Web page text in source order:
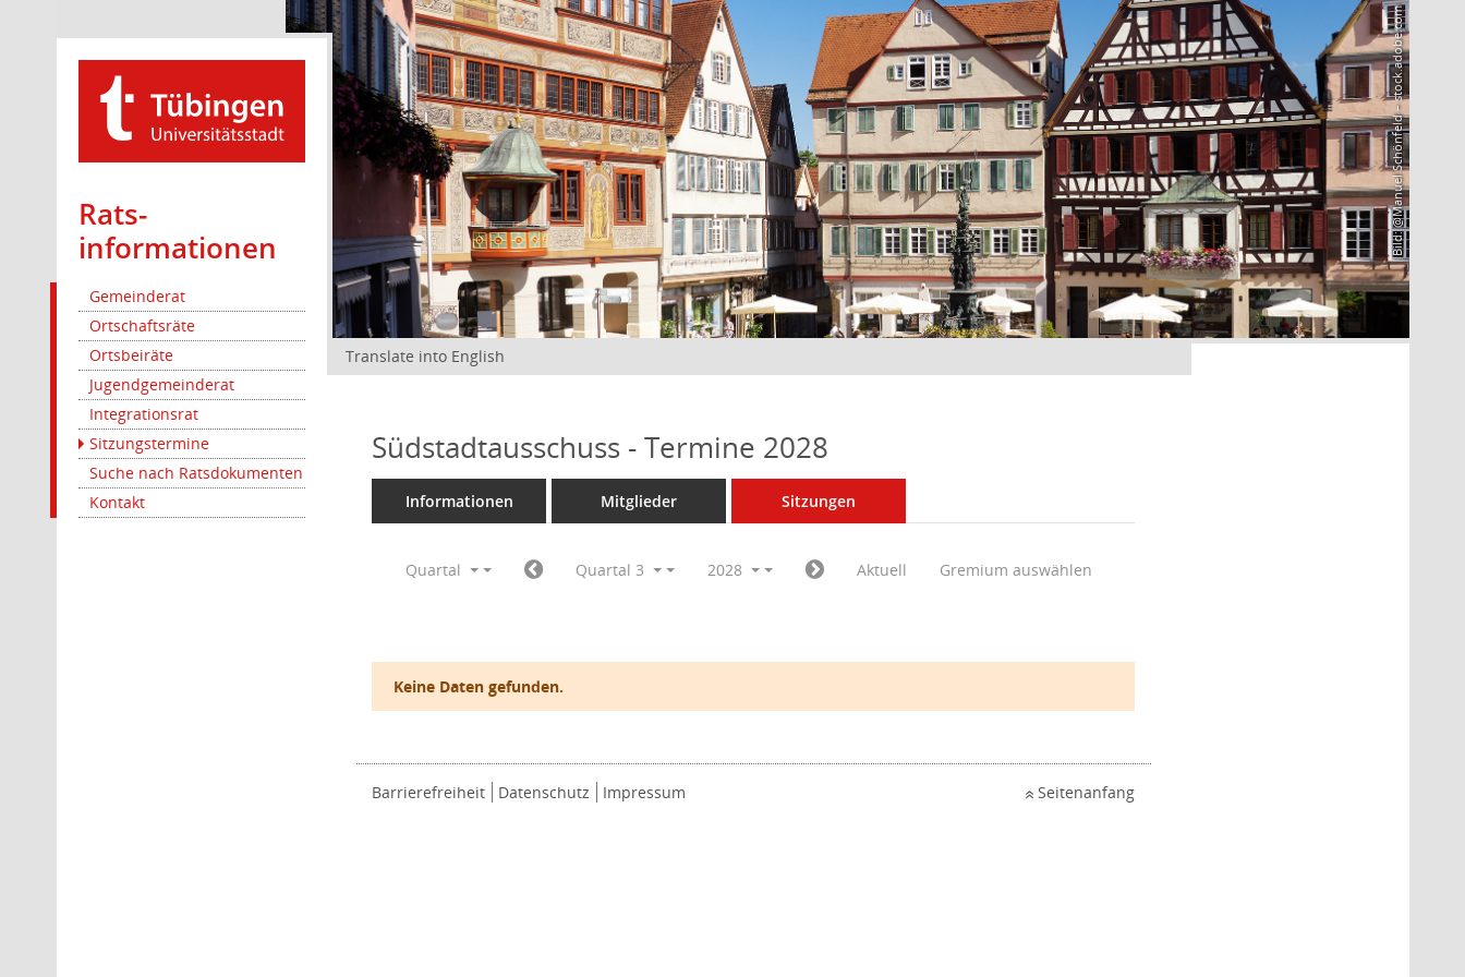
Rats­
informationen
Gemeinderat
Ortschaftsräte
Ortsbeiräte
Jugendgemeinderat
Integrationsrat
Sitzungstermine
Suche nach Ratsdokumenten
Kontakt
Bild: @Manuel Schönfeld – stock.adobe.com
Translate into English
Südstadtausschuss - Termine 2028
Informationen Mitglieder Sitzungen
Quartal Quartal 3 2028 Aktuell Gremium auswählen
Keine Daten gefunden.
Barrierefreiheit Datenschutz Impressum Seitenanfang